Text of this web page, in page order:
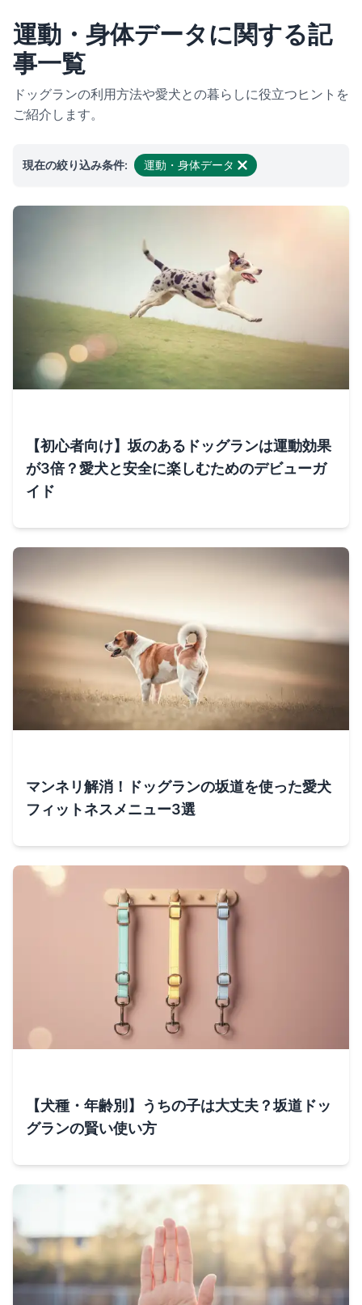
運動・身体データに関する記
事一覧
ドッグランの利用方法や愛犬との暮らしに役立つヒントを
ご紹介します。
現在の絞り込み条件: 運動・身体データ 絞り込みを解除
【初心者向け】坂のあるドッグランは運動効果
が3倍？愛犬と安全に楽しむためのデビューガ
イド
マンネリ解消！ドッグランの坂道を使った愛犬
フィットネスメニュー3選
【犬種・年齢別】うちの子は大丈夫？坂道ドッ
グランの賢い使い方